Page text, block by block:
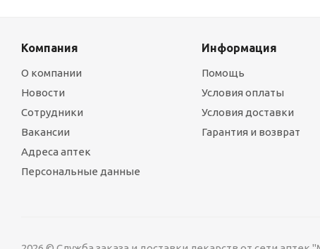
Компания
О компании
Новости
Сотрудники
Вакансии
Адреса аптек
Персональные данные
Информация
Помощь
Условия оплаты
Условия доставки
Гарантия и возврат